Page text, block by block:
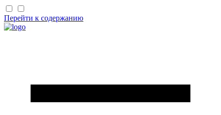
Перейти к содержанию